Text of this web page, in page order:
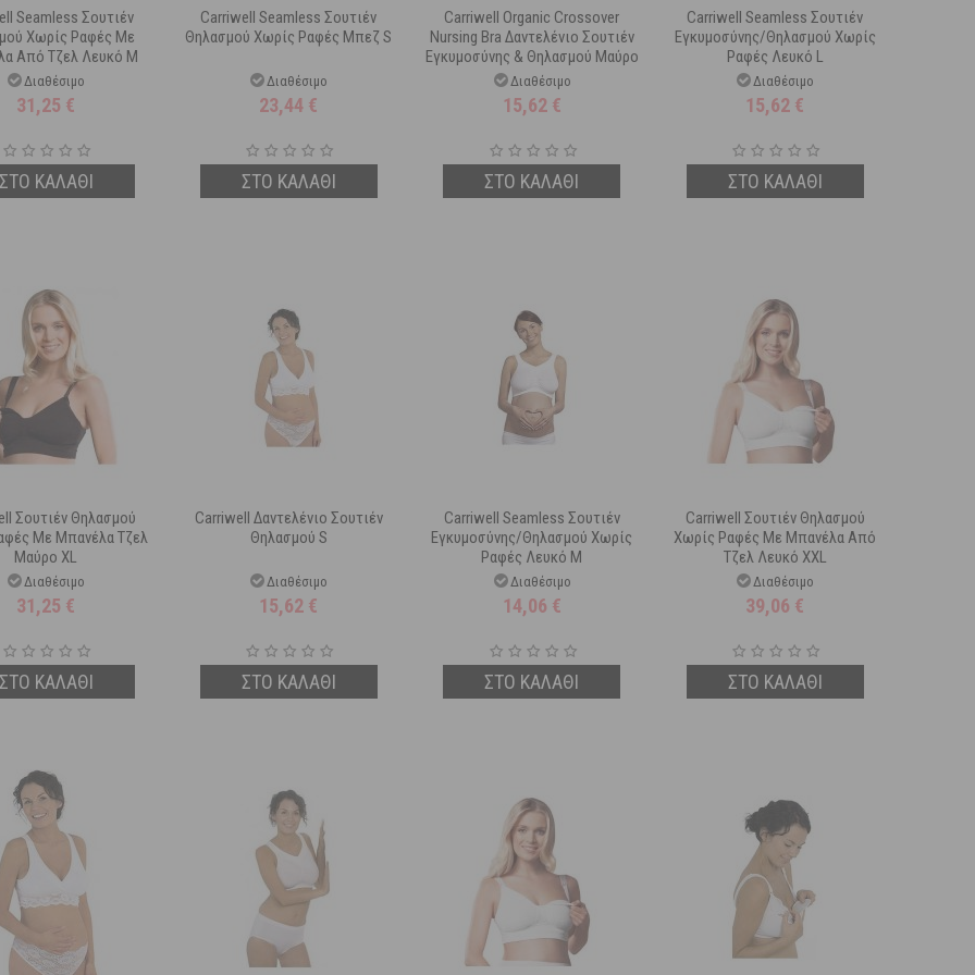
Seamless Σουτιέν
Χωρίς Ραφές Με
Από Τζελ Λευκό M
Διαθέσιμο
31,25 €
ΚΑΛΑΘΙ
Carriwell Seamless Σουτιέν
Θηλασμού Χωρίς Ραφές Μπεζ S
Διαθέσιμο
23,44 €
ΣΤΟ ΚΑΛΑΘΙ
Carriwell Organic Crossover
Nursing Bra Δαντελένιο Σουτιέν
Εγκυμοσύνης & Θηλασμού Μαύρο
XL
Διαθέσιμο
15,62 €
ΣΤΟ ΚΑΛΑΘΙ
Carriwell Seamless Σουτιέν
Εγκυμοσύνης/Θηλασμού Χωρίς
Ραφές Λευκό L
Διαθέσιμο
15,62 €
ΣΤΟ ΚΑΛΑΘΙ
Σουτιέν Θηλασμού
Με Μπανέλα Τζελ
Μαύρο XL
Διαθέσιμο
31,25 €
ΚΑΛΑΘΙ
Carriwell Δαντελένιο Σουτιέν
Θηλασμού S
Διαθέσιμο
15,62 €
ΣΤΟ ΚΑΛΑΘΙ
Carriwell Seamless Σουτιέν
Εγκυμοσύνης/Θηλασμού Χωρίς
Ραφές Λευκό Μ
Διαθέσιμο
14,06 €
ΣΤΟ ΚΑΛΑΘΙ
Carriwell Σουτιέν Θηλασμού
Χωρίς Ραφές Με Μπανέλα Από
Τζελ Λευκό XXL
Διαθέσιμο
39,06 €
ΣΤΟ ΚΑΛΑΘΙ